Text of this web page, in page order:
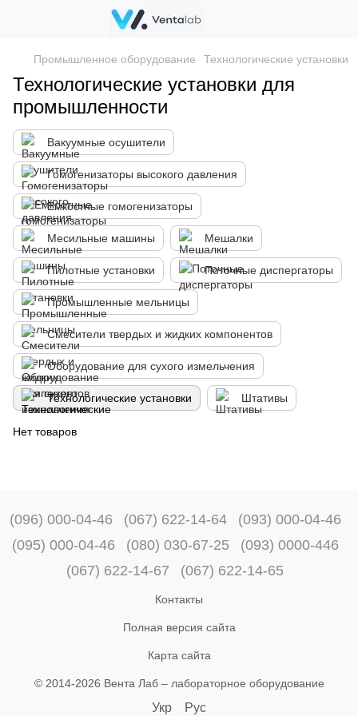
Промышленное оборудование Технологические установки
Технологические установки для
промышленности
Вакуумные осушители
Гомогенизаторы высокого давления
Емкостные гомогенизаторы
Месильные машины Мешалки
Пилотные установки Поточные диспергаторы
Промышленные мельницы
Смесители твердых и жидких компонентов
Оборудование для сухого измельчения
Технологические установки Штативы
Нет товаров
(096) 000-04-46 (067) 622-14-64
(093) 000-04-46
(095) 000-04-46
(080) 030-67-25
(093) 0000-446
(067) 622-14-67
(067) 622-14-65
Контакты
Полная версия сайта
Карта сайта
© 2014-2026 Вента Лаб – лабораторное оборудование
Укр Рус